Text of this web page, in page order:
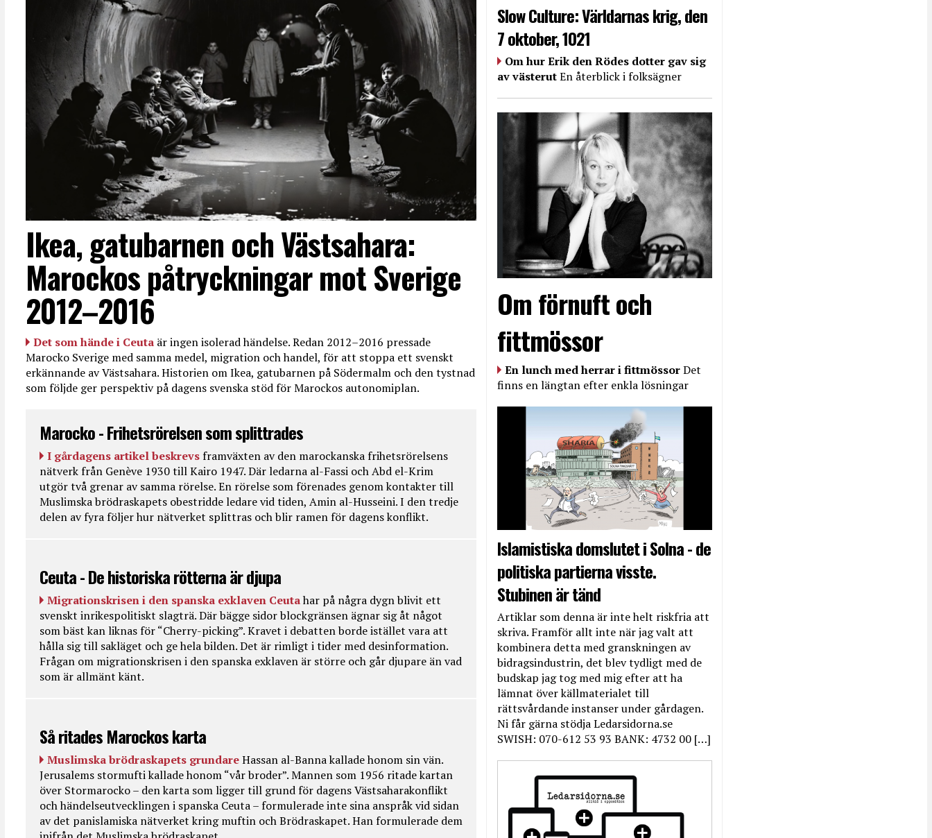
Ikea, gatubarnen och Västsahara:
Marockos påtryckningar mot Sverige
2012–2016
Det som hände i Ceuta är ingen isolerad händelse. Redan 2012–2016 pressade
Marocko Sverige med samma medel, migration och handel, för att stoppa ett svenskt
erkännande av Västsahara. Historien om Ikea, gatubarnen på Södermalm och den tystnad
som följde ger perspektiv på dagens svenska stöd för Marockos autonomiplan.
Marocko - Frihetsrörelsen som splittrades
I gårdagens artikel beskrevs framväxten av den marockanska frihetsrörelsens
nätverk från Genève 1930 till Kairo 1947. Där ledarna al-Fassi och Abd el-Krim
utgör två grenar av samma rörelse. En rörelse som förenades genom kontakter till
Muslimska brödraskapets obestridde ledare vid tiden, Amin al-Husseini. I den tredje
delen av fyra följer hur nätverket splittras och blir ramen för dagens konflikt.
Ceuta - De historiska rötterna är djupa
Migrationskrisen i den spanska exklaven Ceutahar på några dygn blivit ett
svenskt inrikespolitiskt slagträ. Där bägge sidor blockgränsen ägnar sig åt något
som bäst kan liknas för “Cherry-picking”. Kravet i debatten borde istället vara att
hålla sig till sakläget och ge hela bilden. Det är rimligt i tider med desinformation.
Frågan om migrationskrisen i den spanska exklaven är större och går djupare än vad
som är allmänt känt.
Så ritades Marockos karta
Muslimska brödraskapets grundareHassan al-Banna kallade honom sin vän.
Jerusalems stormufti kallade honom “vår broder”. Mannen som 1956 ritade kartan
över Stormarocko – den karta som ligger till grund för dagens Västsaharakonflikt
och händelseutvecklingen i spanska Ceuta – formulerade inte sina anspråk vid sidan
av det panislamiska nätverket kring muftin och Brödraskapet. Han formulerade dem
Slow Culture: Världarnas krig, den
7 oktober, 1021
Om hur Erik den Rödes dotter gav sig
av västerutEn återblick i folksägner
Om förnuft och
fittmössor
En lunch med herrar i fittmössorDet
finns en längtan efter enkla lösningar
Islamistiska domslutet i Solna - de
politiska partierna visste.
Stubinen är tänd
Artiklar som denna är inte helt riskfria att
skriva. Framför allt inte när jag valt att
kombinera detta med granskningen av
bidragsindustrin, det blev tydligt med de
budskap jag tog med mig efter att ha
lämnat över källmaterialet till
rättsvårdande instanser under gårdagen.
Ni får gärna stödja Ledarsidorna.se
SWISH: 070-612 53 93 BANK: 4732 00 […]